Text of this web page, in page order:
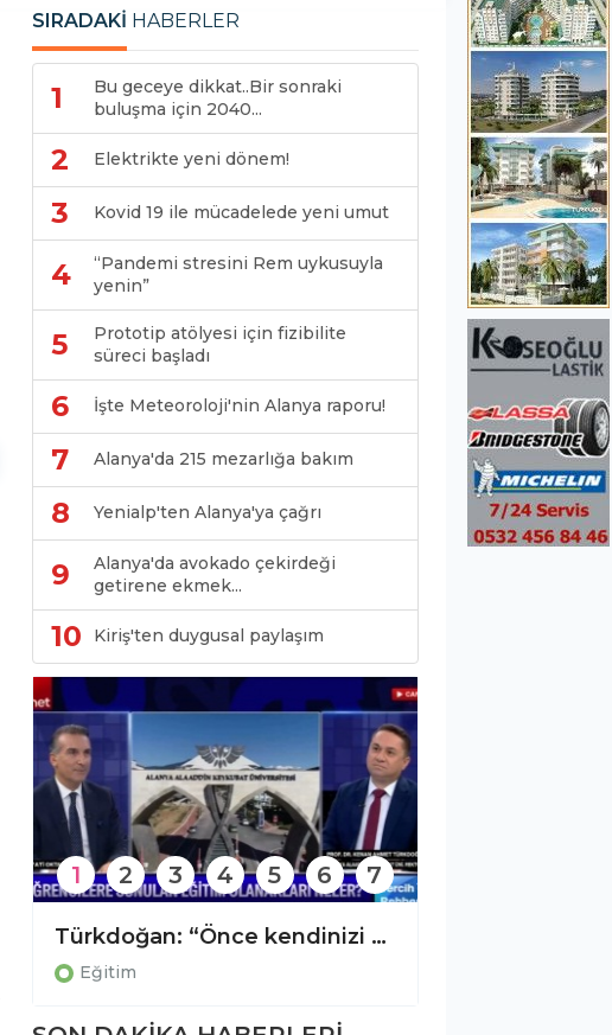
SIRADAKİ HABERLER
1
Bu geceye dikkat..Bir sonraki
buluşma için 2040...
2 Elektrikte yeni dönem!
3 Kovid 19 ile mücadelede yeni umut
4
“Pandemi stresini Rem uykusuyla
yenin”
5
Prototip atölyesi için fizibilite
süreci başladı
6 İşte Meteoroloji'nin Alanya raporu!
7 Alanya'da 215 mezarlığa bakım
8 Yenialp'ten Alanya'ya çağrı
9
Alanya'da avokado çekirdeği
getirene ekmek...
10 Kiriş'ten duygusal paylaşım
Alanya'da sınav şampiyonlarına makamda anlamlı ağırlama!
Eğitim
1 2 3 4 5 6 7